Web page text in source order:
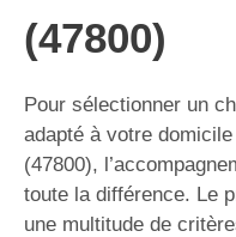
(47800)
Pour sélectionner un
adapté à votre
(47800),
toute la différence. Le
une multitude de